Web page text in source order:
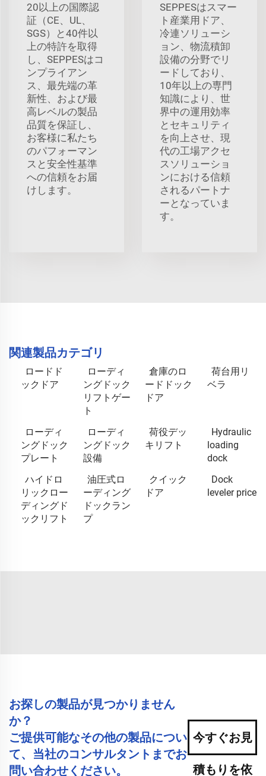
20以上の国際認
証（CE、UL、
SGS）と40件以
上の特許を取得
し、SEPPESはコ
ンプライアン
ス、最先端の革
新性、および最
高レベルの製品
品質を保証し、
お客様に私たち
のパフォーマン
スと安全性基準
への信頼をお届
けします。
SEPPESはスマー
ト産業用ドア、
冷連ソリューシ
ョン、物流積卸
設備の分野でリ
ードしており、
10年以上の専門
知識により、世
界中の運用効率
とセキュリティ
を向上させ、現
代の工場アクセ
スソリューショ
ンにおける信頼
されるパートナ
ーとなっていま
す。
関連製品カテゴリ
ロードド
ックドア
ローディ
ングドック
リフトゲー
ト
倉庫のロ
ードドック
ドア
荷台用リ
ベラ
ローディ
ングドック
プレート
ローディ
ングドック
設備
荷役デッ
キリフト
Hydraulic
loading
dock
ハイドロ
リックロー
ディングド
ックリフト
油圧式ロ
ーディング
ドックラン
プ
クイック
ドア
Dock
leveler price
お探しの製品が見つかりません
か？
ご提供可能なその他の製品につい
て、当社のコンサルタントまでお
問い合わせください。
今すぐお見
積もりを依